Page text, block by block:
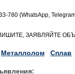
780 (WhatsApp,
ЗАЯВЛЯЙТЕ
Металлолом Сплав